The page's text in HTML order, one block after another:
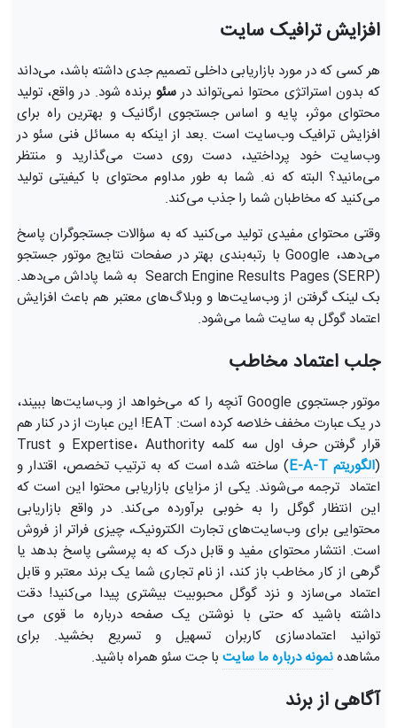
افزایش ترافیک سایت
هر کسی که در مورد بازاریابی داخلی تصمیم جدی داشته باشد، می‌داند
که بدون استراتژی محتوا نمی‌تواند درسئو برنده شود. در واقع، تولید
محتوای موثر، پایه و اساس جستجوی ارگانیک و بهترین راه برای
افزایش ترافیک وب‌سایت است .بعد از اینکه به مسائل فنی سئو در
وب‌سایت خود پرداختید، دست روی دست می‌گذارید و منتظر
می‌مانید؟ البته که نه. شما به طور مداوم محتوای با کیفیتی تولید
می‌کنید که مخاطبان شما را جذب می‌کند.
وقتی محتوای مفیدی تولید می‌کنید که به سؤالات جستجوگران پاسخ
می‌دهد، Google با رتبه‌بندی بهتر در صفحات نتایج موتور جستجو
Search Engine Results Pages (SERP) به شما پاداش می‌دهد.
بک لینک گرفتن از وب‌سایت‌ها و وبلاگ‌های معتبر هم باعث افزایش
اعتماد گوگل به سایت شما می‌شود.
جلب اعتماد مخاطب
موتور جستجوی Google آنچه را که می‌خواهد از وب‌سایت‌ها ببیند،
در یک عبارت مخفف خلاصه کرده است: EAT! این عبارت از در کنار هم
قرار گرفتن حرف اول سه کلمه Expertise، Authority و Trust
(الگوریتم E-A-T
) ساخته شده است که به ترتیب تخصص، اقتدار و
اعتماد ترجمه می‌شوند. یکی از مزایای بازاریابی محتوا این است که
این انتظار گوگل را به خوبی برآورده می‌کند. در واقع بازاریابی
محتوایی برای وب‌سایت‌های تجارت الکترونیک، چیزی فراتر از فروش
است. انتشار محتوای مفید و قابل درک که به پرسشی پاسخ بدهد یا
گرهی از کار مخاطب باز کند، از نام تجاری شما یک برند معتبر و قابل
اعتماد می‌سازد و نزد گوگل محبوبیت بیشتری پیدا می‌کنید! دقت
داشته باشید که حتی با نوشتن یک صفحه درباره ما قوی می
توانید اعتمادسازی کاربران تسهیل و تسریع بخشید. برای
مشاهدهنمونه درباره ما سایت با جت سئو همراه باشید.
آگاهی از برند